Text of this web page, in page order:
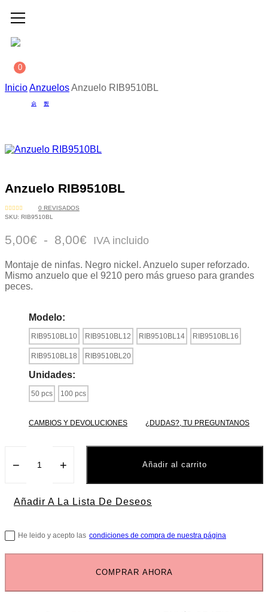
0
InicioAnzuelosAnzuelo RIB9510BL
Anzuelo RIB9510BL
VALORADO
5
0 REVISADOS
SKU: RIB9510BL
5,00€ - 8,00€ IVA incluido
Montaje de ninfas. Negro nickel. Anzuelo super reforzado.
Mismo anzuelo que el 9210 pero más grueso para grandes
peces.
Modelo:
RIB9510BL10 RIB9510BL12 RIB9510BL14 RIB9510BL16
RIB9510BL18 RIB9510BL20
Unidades:
50 pcs 100 pcs
CAMBIOS Y DEVOLUCIONES ¿DUDAS?, TU PREGUNTANOS
− + Añadir al carrito
Añadir A La Lista De Deseos
He leido y acepto las condiciones de compra de nuestra página
COMPRAR AHORA